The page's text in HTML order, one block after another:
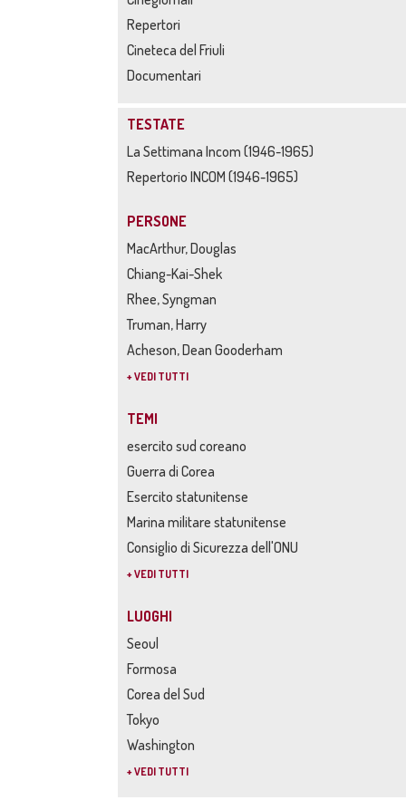
Repertori
Cineteca del Friuli
Documentari
TESTATE
La Settimana Incom (1946-1965)
Repertorio INCOM (1946-1965)
PERSONE
MacArthur, Douglas
Chiang-Kai-Shek
Rhee, Syngman
Truman, Harry
Acheson, Dean Gooderham
+ VEDI TUTTI
TEMI
esercito sud coreano
Guerra di Corea
Esercito statunitense
Marina militare statunitense
Consiglio di Sicurezza dell'ONU
+ VEDI TUTTI
LUOGHI
Seoul
Formosa
Corea del Sud
Tokyo
Washington
+ VEDI TUTTI